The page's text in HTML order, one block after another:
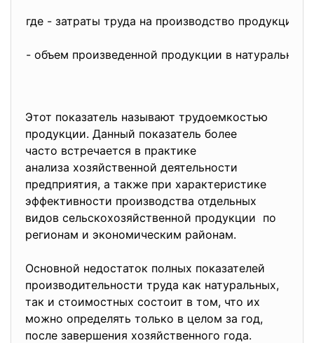
где - затраты труда на производство продукции,
- объем произведенной продукции в
Этот показатель называют трудоемкостью
продукции. Данный показатель более
часто встречается в практике
анализа хозяйственной деятельности
предприятия, а также при характеристике
эффективности производства отдельных
видов сельскохозяйственной продукции по
регионам и экономическим районам.
Основной недостаток полных показателей
производительности труда как натуральных,
так и стоимостных состоит в том, что их
можно определять только в целом за год,
после завершения хозяйственного года.